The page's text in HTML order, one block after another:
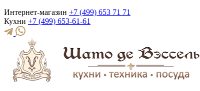
Интернет-магазин +7 (499) 653 71 71
Кухни +7 (499) 653-61-61